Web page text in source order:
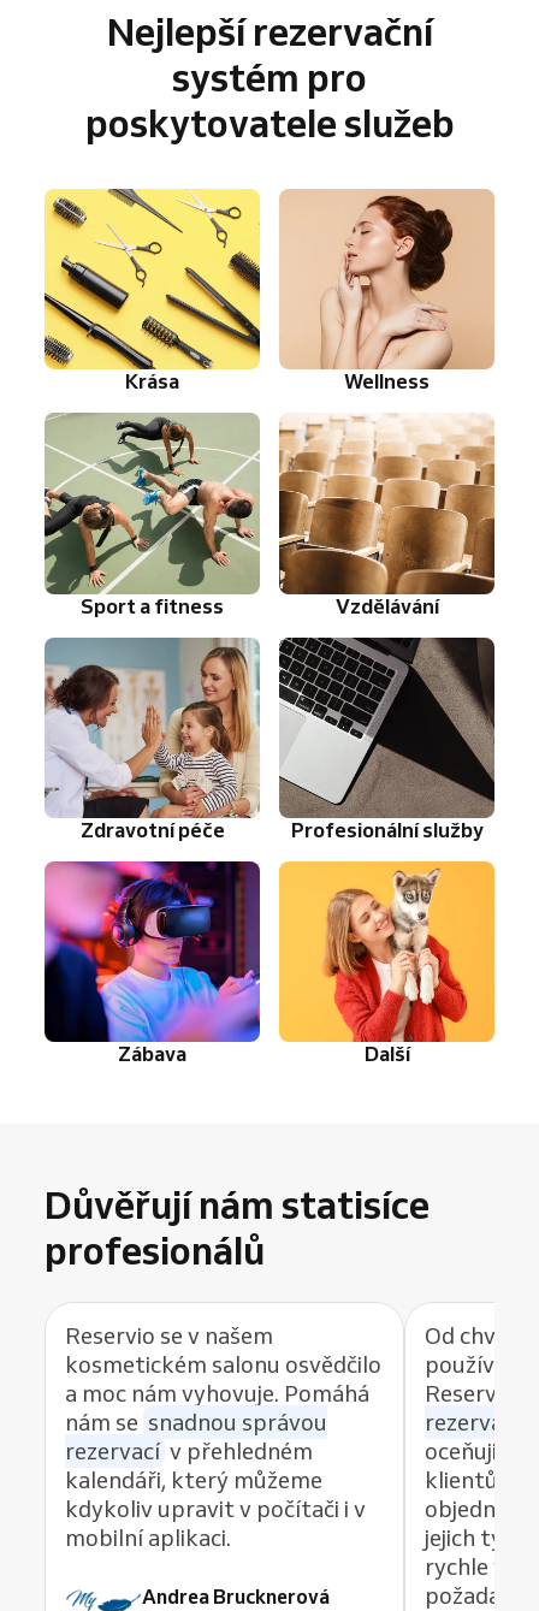
Nejlepší rezervační
systém pro
poskytovatele služeb
Krása Wellness
Sport a fitness Vzdělávání
Zdravotní péče Profesionální služby
Zábava Další
Důvěřují nám statisíce
profesionálů
Reservio se v našem
kosmetickém salonu osvědčilo
a moc nám vyhovuje. Pomáhá
nám se snadnou správou
rezervací v přehledném
kalendáři, který můžeme
kdykoliv upravit v počítači i v
mobilní aplikaci.
Andrea Brucknerová
Od chvíle,
používat
Reservio,
rezervací
oceňuji
klientům
jejich tým
rychle